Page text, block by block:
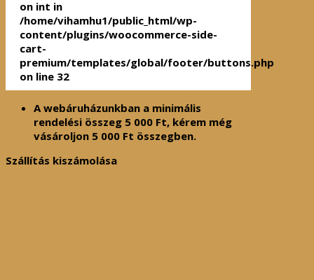
on int in
/home/vihamhu1/public_html/wp-
content/plugins/woocommerce-side-
cart-
premium/templates/global/footer/buttons.php
on line 32
A webáruházunkban a minimális
rendelési összeg 5 000 Ft, kérem még
vásároljon 5 000 Ft összegben.
Szállítás kiszámolása